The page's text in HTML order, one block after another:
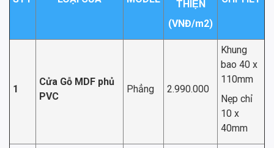
THIỆN
(VNĐ/m2)
1
Cửa Gỗ MDF phủ
PVC
Phẳng 2.990.000
Khung
bao 40 x
110mm
Nẹp chỉ
10 x
40mm